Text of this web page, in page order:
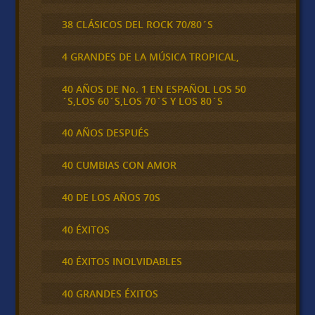
38 CLÁSICOS DEL ROCK 70/80´S
4 GRANDES DE LA MÚSICA TROPICAL,
40 AÑOS DE No. 1 EN ESPAÑOL LOS 50
´S,LOS 60´S,LOS 70´S Y LOS 80´S
40 AÑOS DESPUÉS
40 CUMBIAS CON AMOR
40 DE LOS AÑOS 70S
40 ÉXITOS
40 ÉXITOS INOLVIDABLES
40 GRANDES ÉXITOS